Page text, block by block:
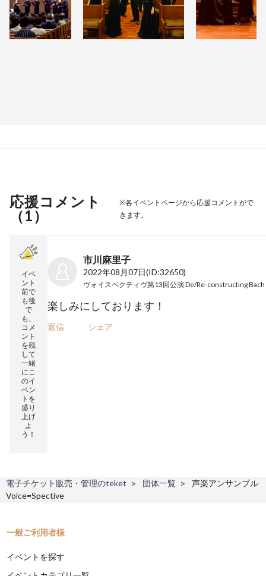
応援コメント
（1）
※各イベントページから応援コメントがで
きます。
イベ
ント
前で
も後
で
も、
コメ
ント
を残
して
一緒
にこ
のイ
ベン
トを
盛り
上げ
よ
う！
市川麻里子
2022年08月07日(ID:32650)
楽しみにしております！
返信 シェア
電子チケット販売・管理のteket 団体一覧
声楽アンサンブル
Voice=Spective
一般ご利用者様
イベントを探す